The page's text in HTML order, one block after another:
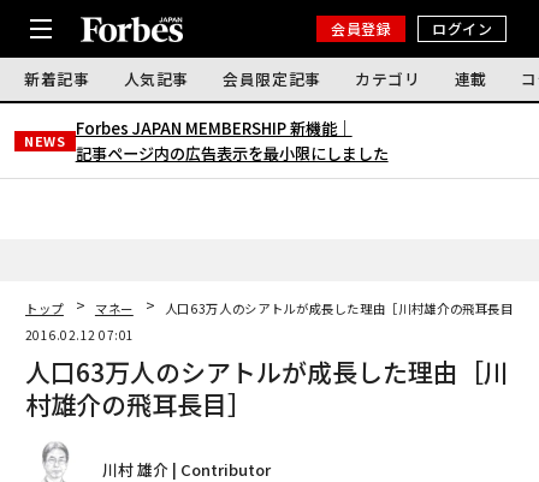
会員登録 ログイン
新着記事 人気記事 会員限定記事 カテゴリ 連載
NEWS
Forbes JAPAN MEMBERSHIP 新機能｜
記事ページ内の広告表示を最小限にしました
トップ マネー
人口63万人のシアトルが成長した理由［川村雄介の飛耳長目］
2016.02.12 07:01
人口63万人のシアトルが成長した理由［川
村雄介の飛耳長目］
川村 雄介 | Contributor